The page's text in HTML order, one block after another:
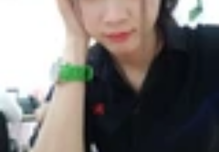
Lộ diện Xiaomi Mi 7 và Mi 7 Plus:
Màn hình tai thỏ - Camera kép- Cấu
hình cực mạnh
Nguyễn Phan Thảo Nguyên
Ngày đăng:11/05/2018
Cập nhật:11/05/2018
Theo dõi XTMobile trên